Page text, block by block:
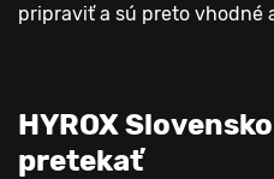
pripraviť a sú preto vhodné
HYROX
pretekať